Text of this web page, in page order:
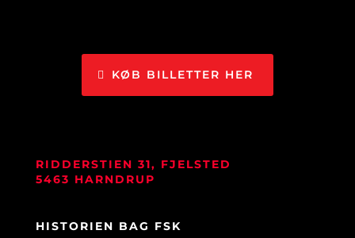
KØB BILLETTER HER
RIDDERSTIEN 31, FJELSTED
5463 HARNDRUP
HISTORIEN BAG FSK